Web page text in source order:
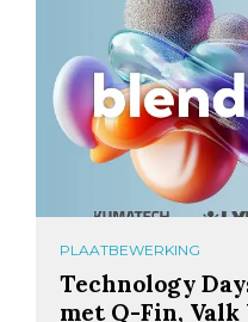
PLAATBEWERKING
Technology
met Q-Fin, Valk